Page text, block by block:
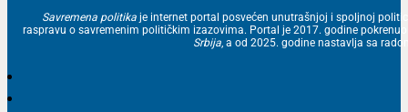
Savremena politika je internet portal posvećen unutrašnjoj i spoljnoj
raspravu o savremenim političkim izazovima. Portal je 2017. godine
Srbija, a od 2025. godine nastavlja sa